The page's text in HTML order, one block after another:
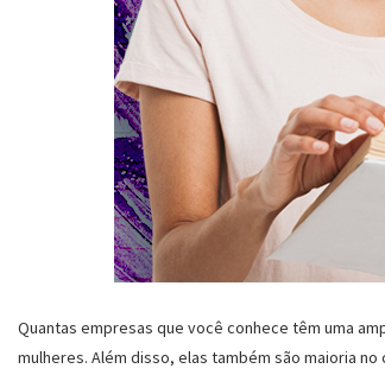
Quantas empresas que você conhece têm uma
mulheres. Além disso, elas também são maioria